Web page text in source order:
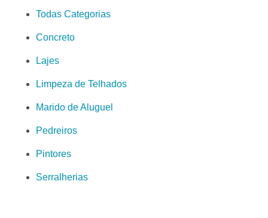
Todas Categorias
Concreto
Lajes
Limpeza de Telhados
Marido de Aluguel
Pedreiros
Pintores
Serralherias